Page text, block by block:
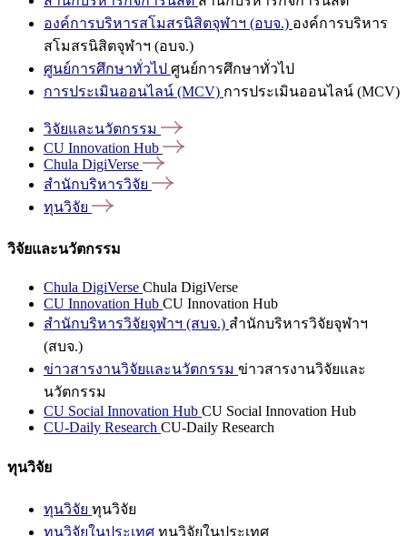
องค์การบริหารสโมสรนิสิตจุฬาฯ (อบจ.) องค์การบริหาร
สโมสรนิสิตจุฬาฯ (อบจ.)
ศูนย์การศึกษาทั่วไป ศูนย์การศึกษาทั่วไป
การประเมินออนไลน์ (MCV) การประเมินออนไลน์ (MCV)
วิจัยและนวัตกรรม
CU Innovation Hub
Chula DigiVerse
สำนักบริหารวิจัย
ทุนวิจัย
วิจัยและนวัตกรรม
Chula DigiVerse Chula DigiVerse
CU Innovation Hub CU Innovation Hub
สำนักบริหารวิจัยจุฬาฯ (สบจ.) สำนักบริหารวิจัยจุฬาฯ
(สบจ.)
ข่าวสารงานวิจัยและนวัตกรรม ข่าวสารงานวิจัยและ
นวัตกรรม
CU Social Innovation Hub CU Social Innovation Hub
CU-Daily Research CU-Daily Research
ทุนวิจัย
ทุนวิจัย ทุนวิจัย
ทุนวิจัยในประเทศ ทุนวิจัยในประเทศ